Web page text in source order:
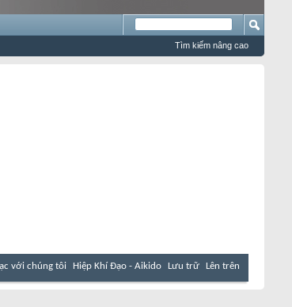
Tìm kiếm nâng cao
với chúng tôi Hiệp Khí Đạo - Aikido Lưu trữ Lên trên